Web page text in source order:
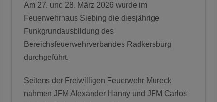
Am 27. und 28. März 2026 wurde im
Feuerwehrhaus Siebing die diesjährige
Funkgrundausbildung des
Bereichsfeuerwehrverbandes Radkersburg
durchgeführt.
Seitens der Freiwilligen Feuerwehr Mureck
nahmen JFM Alexander Hanny und JFM Carlos